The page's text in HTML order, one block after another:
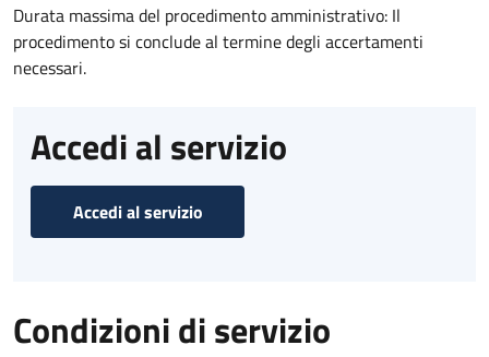
Durata massima del procedimento amministrativo: Il
procedimento si conclude al termine degli accertamenti
necessari.
Accedi al servizio
Accedi al servizio
Condizioni di servizio